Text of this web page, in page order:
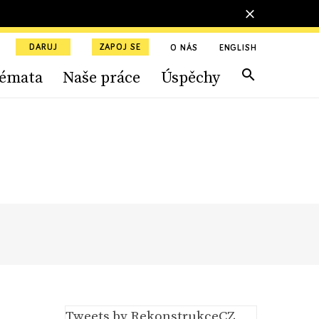
DARUJ ZAPOJ SE O NÁS ENGLISH
Naše práce Úspěchy